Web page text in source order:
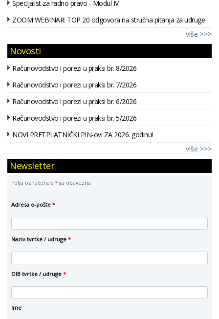
Specijalist za radno pravo - Modul IV
ZOOM WEBINAR: TOP 20 odgovora na stručna pitanja za udruge
više >>>
Novosti
Računovodstvo i porezi u praksi br. 8/2026
Računovodstvo i porezi u praksi br. 7/2026
Računovodstvo i porezi u praksi br. 6/2026
Računovodstvo i porezi u praksi br. 5/2026
NOVI PRETPLATNIČKI PIN-ovi ZA 2026. godinu!
više >>>
Newsletter
Polja označena s * su obavezna
Adresa e-pošte *
Naziv tvrtke / udruge *
OIB tvrtke / udruge *
Ime